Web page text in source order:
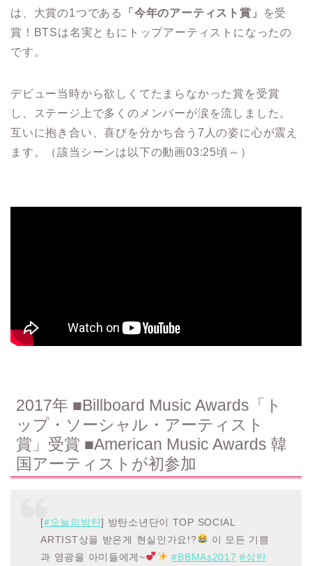
は、大賞の1つである
「今年のアーティスト賞」
を受
賞！BTSは名実ともにトップアーティストになったの
です。
デビュー当時から欲しくてたまらなかった賞を受賞
し、ステージ上で多くのメンバーが涙を流しました。
互いに抱き合い、喜びを分かち合う7人の姿に心が震え
ます。（該当シーンは以下の動画03:25頃～）
2017年 ■Billboard Music Awards「ト
ップ・ソーシャル・アーティスト
賞」 受賞 ■American Music Awards 韓
国アーティストが初参加
[#오늘의방탄] 방탄소년단이 TOP SOCIAL
ARTIST상을 받은게 현실인가요!?
이 모든 기쁨
과 영광을 아미들에게~
#BBMAs2017 #상탄